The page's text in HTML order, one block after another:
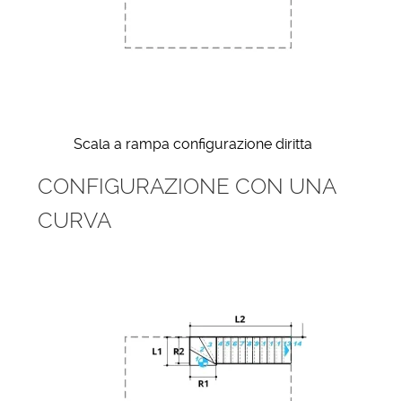
Scala a rampa configurazione diritta
CONFIGURAZIONE CON UNA
CURVA